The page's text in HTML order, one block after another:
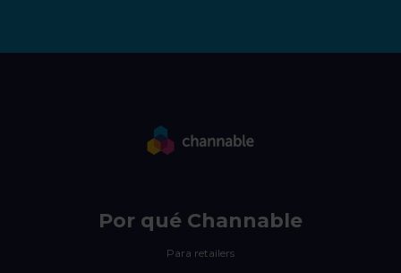
Por qué Channable
Para retailers